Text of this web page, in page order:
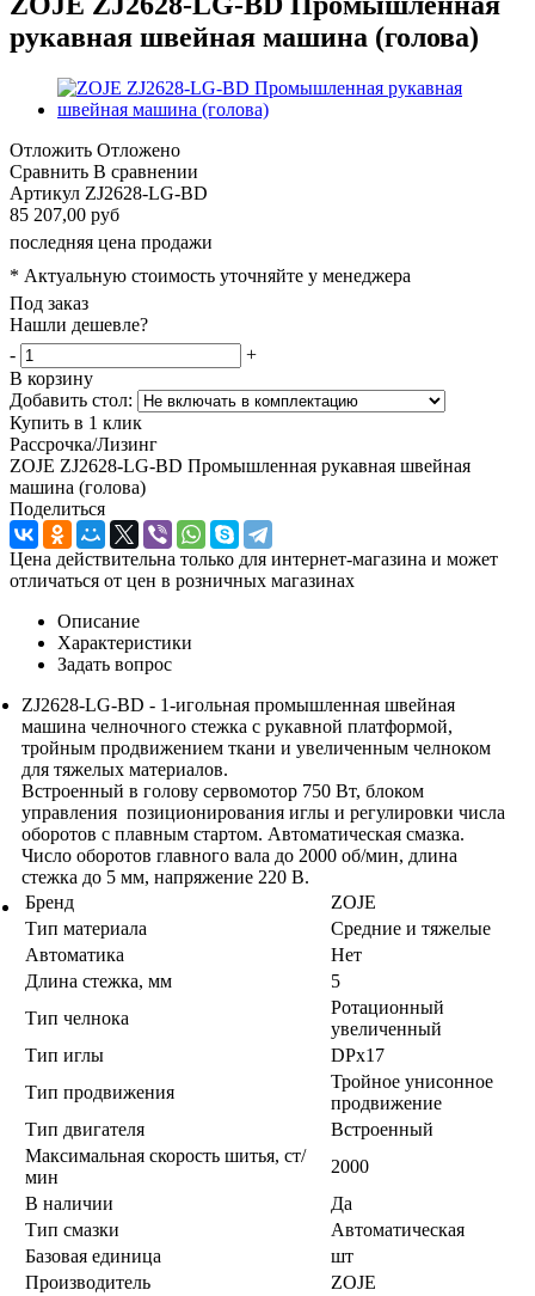
рукавная швейная машина (голова)
Отложить Отложено
Сравнить В сравнении
Артикул ZJ2628-LG-BD
85 207,00 руб
последняя цена продажи
* Актуальную стоимость уточняйте у менеджера
Под заказ
Нашли дешевле?
-
+
В корзину
Добавить стол:
Купить в 1 клик
Рассрочка/Лизинг
ZOJE ZJ2628-LG-BD Промышленная рукавная швейная
машина (голова)
Поделиться
Цена действительна только для интернет-магазина и может
отличаться от цен в розничных магазинах
Описание
Характеристики
Задать вопрос
ZJ2628-LG-BD - 1-игольная промышленная швейная
машина челночного стежка с рукавной платформой,
тройным продвижением ткани и увеличенным челноком
для тяжелых материалов.
Встроенный в голову сервомотор 750 Вт, блоком
управления позиционирования иглы и регулировки числа
оборотов с плавным стартом. Автоматическая смазка.
Число оборотов главного вала до 2000 об/мин, длина
стежка до 5 мм, напряжение 220 В.
Бренд
ZOJE
Тип материала
Средние и тяжелые
Автоматика
Нет
Длина стежка, мм
5
Тип челнока
Ротационный
увеличенный
Тип иглы
DPx17
Тип продвижения
Тройное унисонное
продвижение
Тип двигателя
Встроенный
Максимальная скорость шитья, ст/
мин
2000
В наличии
Да
Тип смазки
Автоматическая
Базовая единица
шт
Производитель
ZOJE